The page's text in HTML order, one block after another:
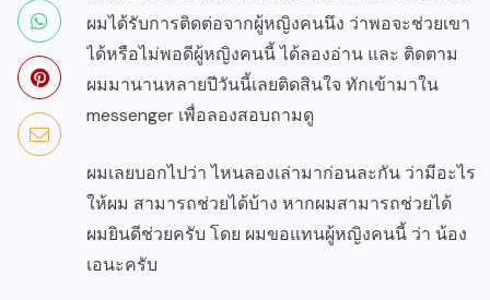
ผมได้รับการติดต่อจากผู้หญิงคนนึง ว่าพอจะช่วยเขา
ได้หรือไม่พอดีผู้หญิงคนนี้ ได้ลองอ่าน และ ติดตาม
ผมมานานหลายปีวันนี้เลยติดสินใจ ทักเข้ามาใน
messenger เพื่อลองสอบถามดู
ผมเลยบอกไปว่า ไหนลองเล่ามาก่อนละกัน ว่ามีอะไร
ให้ผม สามารถช่วยได้บ้าง หากผมสามารถช่วยได้
ผมยินดีช่วยครับ โดย ผมขอแทนผู้หญิงคนนี้ ว่า น้อง
เอนะครับ